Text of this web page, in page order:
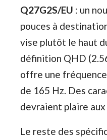
Q27G2S/EU : un
pouces à
vise plutôt le haut
définition QHD
offre une
de 165 Hz. Des
devraient plaire
Le reste des